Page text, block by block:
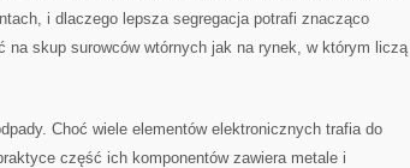
i dlaczego lepsza segregacja potrafi znacząco
na skup surowców wtórnych jak na rynek, w którym liczą
Choć wiele elementów elektronicznych trafia do
część ich komponentów zawiera metale i